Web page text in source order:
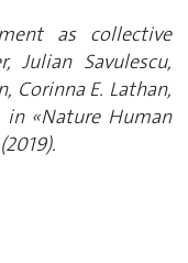
as collective
Julian Savulescu,
Corinna E. Lathan,
in «Nature Human